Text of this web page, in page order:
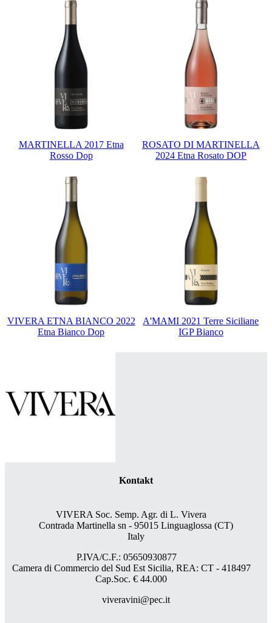
MARTINELLA 2017 Etna
Rosso Dop
ROSATO DI MARTINELLA
2024 Etna Rosato DOP
VIVERA ETNA BIANCO 2022
Etna Bianco Dop
A'MAMI 2021 Terre Siciliane
IGP Bianco
Kontakt
VIVERA Soc. Semp. Agr. di L. Vivera
Contrada Martinella sn - 95015 Linguaglossa (CT)
Italy
P.IVA/C.F.: 05650930877
Camera di Commercio del Sud Est Sicilia, REA: CT - 418497
Cap.Soc. € 44.000
viveravini@pec.it